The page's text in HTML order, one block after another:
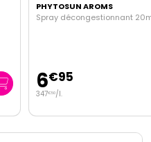
PHYTOSUN AROMS
Spray décongestionnant
6€95
347€50/l.